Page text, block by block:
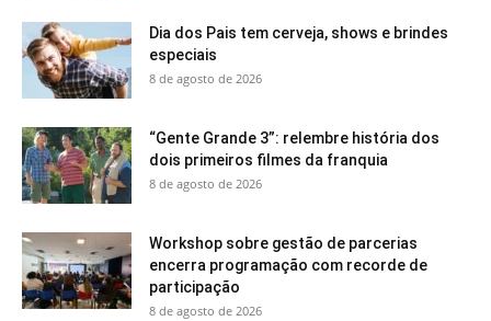
Dia dos Pais tem cerveja, shows e brindes
especiais
8 de agosto de 2026
“Gente Grande 3”: relembre história dos
dois primeiros filmes da franquia
8 de agosto de 2026
Workshop sobre gestão de parcerias
encerra programação com recorde de
participação
8 de agosto de 2026